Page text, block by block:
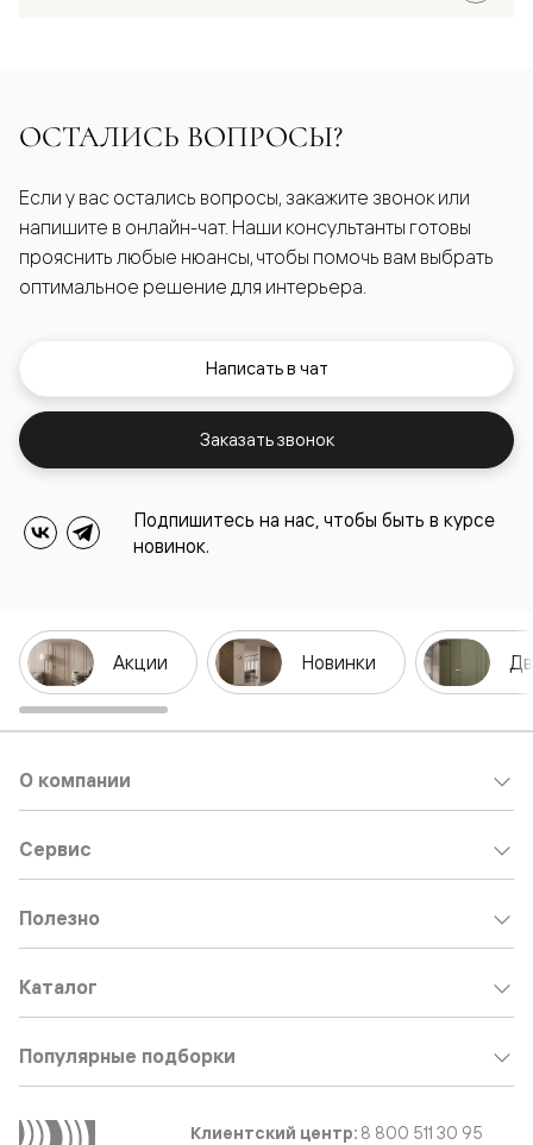
ОСТАЛИСЬ ВОПРОСЫ?
Если у вас остались вопросы, закажите звонок или
напишите в онлайн-чат. Наши консультанты готовы
прояснить любые нюансы, чтобы помочь вам выбрать
оптимальное решение для интерьера.
Написать в чат
Заказать звонок
Подпишитесь на нас, чтобы быть в курсе
новинок.
Акции Новинки
О компании
Сервис
Полезно
Каталог
Популярные подборки
Клиентский центр: 8 800 511 30 95